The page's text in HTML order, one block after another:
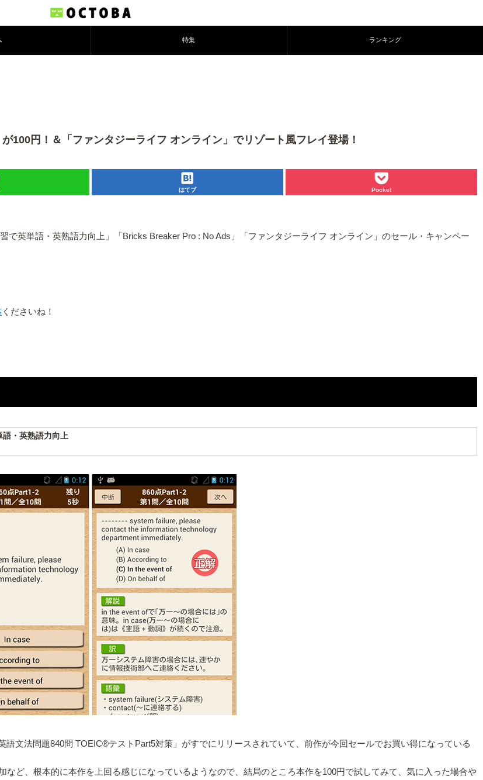
特集 ランキング
円！＆「ファンタジーライフ オンライン」でリゾート風フレイ登場！
はてブ Pocket
英単語・英熟語力向上」「Bricks Breaker Pro : No Ads」「ファンタジーライフ オンライン」のセール・キャンペー
くださいね！
・英熟語力向上
文法問題840問 TOEIC®テストPart5対策」がすでにリリースされていて、前作が今回セールでお買い得になっている
ど、根本的に本作を上回る感じになっているようなので、結局のところ本作を100円で試してみて、気に入った場合や